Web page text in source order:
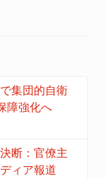
集団的自衛
障強化へ
断：官僚主
ィア報道